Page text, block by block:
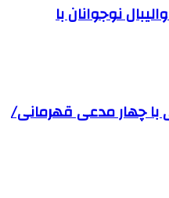
نوجوانان با
با چهار مدعی قهرمانی/